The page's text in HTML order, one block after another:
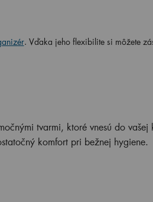
. Vďaka jeho flexibilite si môžete
tvarmi, ktoré vnesú do
komfort pri bežnej hygiene.